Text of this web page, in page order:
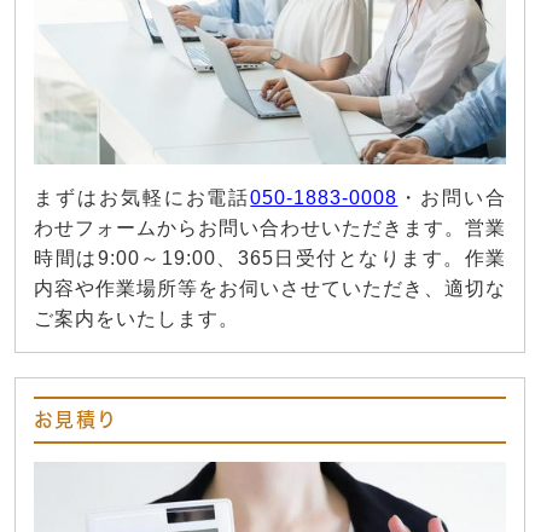
まずはお気軽にお電話050-1883-0008 ・お問い合
わせフォームからお問い合わせいただきます。営業
時間は9:00～19:00、365日受付となります。作業
内容や作業場所等をお伺いさせていただき、適切な
ご案内をいたします。
お見積り